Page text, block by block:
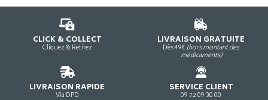
CLICK & COLLECT
Cliquez & Retirez
LIVRAISON GRATUITE
Dès 49€ (hors montant des
médicaments)
LIVRAISON RAPIDE
Via DPD
SERVICE CLIENT
09 72 09 30 00